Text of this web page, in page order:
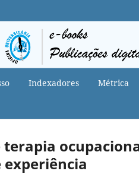
Indexadores Métrica